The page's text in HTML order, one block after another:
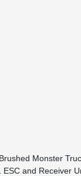
Monster
and Receiver